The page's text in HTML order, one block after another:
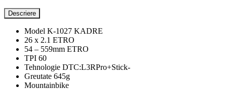
Descriere
Model K-1027 KADRE
26 x 2.1 ETRO
54 – 559mm ETRO
TPI 60
Tehnologie DTC:L3RPro+Stick-
Greutate 645g
Mountainbike